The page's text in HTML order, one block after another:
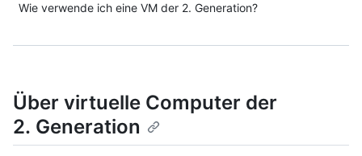
Wie verwende ich eine VM der 2. Generation?
Über virtuelle Computer der
2. Generation